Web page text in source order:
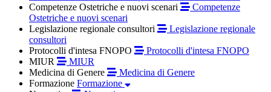
Competenze Ostetriche e nuovi scenari
Competenze
Ostetriche e nuovi scenari
Legislazione regionale consultori
Legislazione regionale
consultori
Protocolli d'intesa FNOPO
Protocolli d'intesa FNOPO
MIUR
MIUR
Medicina di Genere
Medicina di Genere
Formazione Formazione